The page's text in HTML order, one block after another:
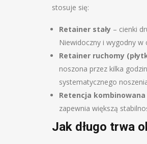
stosuje się:
Retainer stały – cienki
Niewidoczny i wygodny w
Retainer ruchomy
noszona przez kilka
systematycznego
Retencja kombinowana
zapewnia większą
Jak długo trwa